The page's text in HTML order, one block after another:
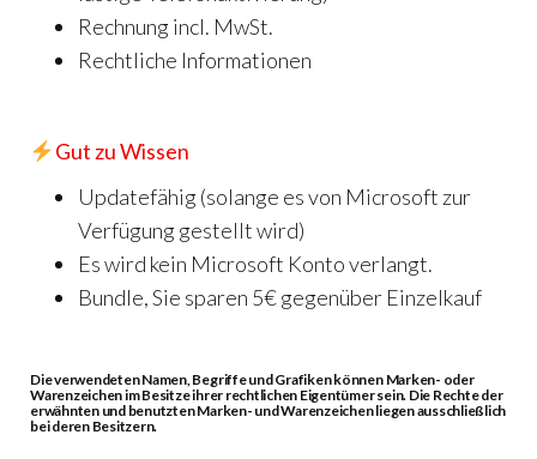
Rechnung incl. MwSt.
Rechtliche Informationen
Gut zu Wissen
Updatefähig (solange es von Microsoft zur
Verfügung gestellt wird)
Es wird kein Microsoft Konto verlangt.
Bundle, Sie sparen 5€ gegenüber Einzelkauf
Die verwendeten Namen, Begriffe und Grafiken können Marken- oder
Warenzeichen im Besitze ihrer rechtlichen Eigentümer sein. Die Rechte der
erwähnten und benutzten Marken- und Warenzeichen liegen ausschließlich
bei deren Besitzern.